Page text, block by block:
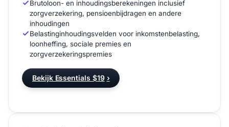
Brutoloon- en inhoudingsberekeningen inclusief
zorgverzekering, pensioenbijdragen en andere
inhoudingen
Belastinginhoudingsvelden voor inkomstenbelasting,
loonheffing, sociale premies en
zorgverzekeringspremies
Bekijk Essentials $19 ›